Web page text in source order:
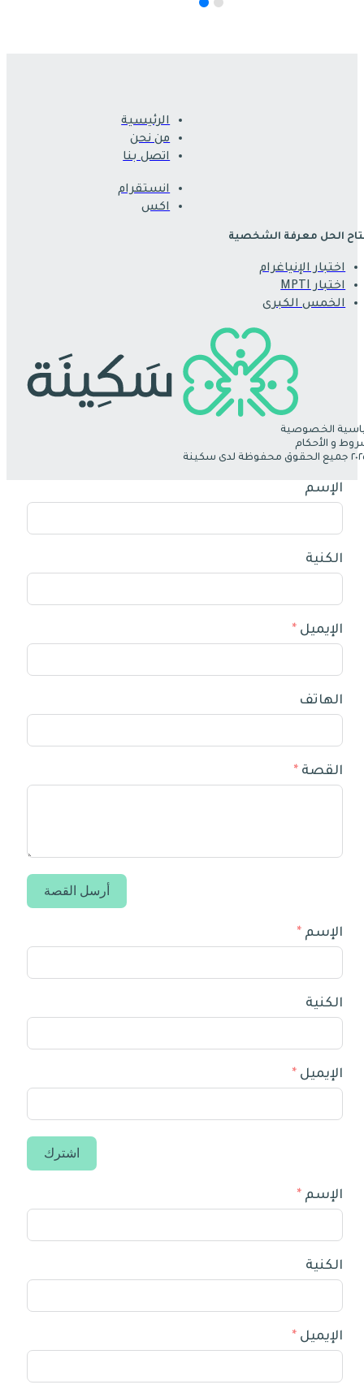
الرئيسية
من نحن
اتصل بنا
انستقرام
اكس
الحل معرفة الشخصية
اختبار الإنياغرام
اختبار MPTI
الخمس الكبرى
الخصوصية
و الأحكام
الإسم
الكنية
الإيميل
الهاتف
القصة
أرسل القصة
الإسم
الكنية
الإيميل
اشترك
الإسم
الكنية
الإيميل